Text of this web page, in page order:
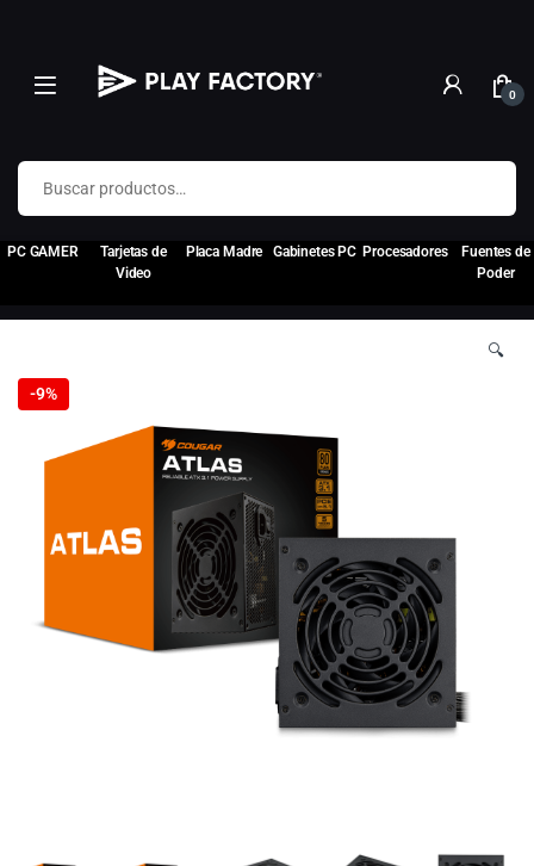
0
Buscar por:
PC GAMER
Tarjetas de
Video
Placa Madre Gabinetes PC Procesadores
Fuentes de
Poder
-9%
🔍